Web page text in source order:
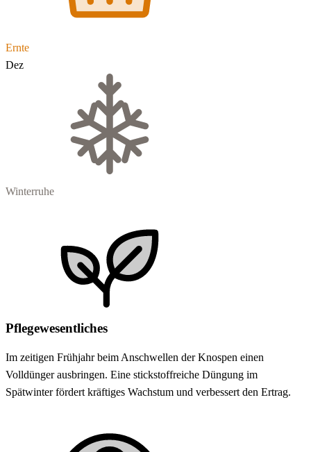
Ernte
Dez
Winterruhe
Pflegewesentliches
Im zeitigen Frühjahr beim Anschwellen der Knospen einen
Volldünger ausbringen. Eine stickstoffreiche Düngung im
Spätwinter fördert kräftiges Wachstum und verbessert den Ertrag.